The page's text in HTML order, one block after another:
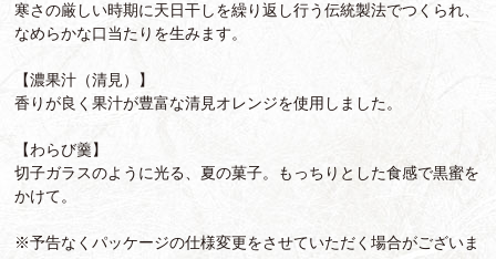
寒さの厳しい時期に天日干しを繰り返し行う伝統製法でつくられ、
なめらかな口当たりを生みます。
【濃果汁（清見）】
香りが良く果汁が豊富な清見オレンジを使用しました。
【わらび羹】
切子ガラスのように光る、夏の菓子。もっちりとした食感で黒蜜を
かけて。
※予告なくパッケージの仕様変更をさせていただく場合がございま